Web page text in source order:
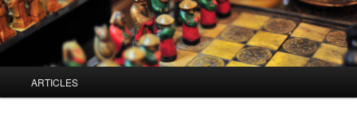
principal
ARTICLES